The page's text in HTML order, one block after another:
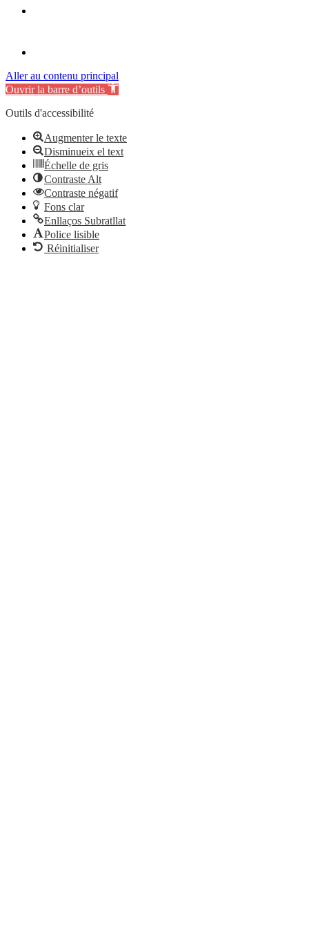
Aller au contenu principal
Ouvrir la barre d’outils
Outils d'accessibilité
Augmenter le texte
Disminueix el text
Échelle de gris
Contraste Alt
Contraste négatif
Fons clar
Enllaços Subratllat
Police lisible
Réinitialiser